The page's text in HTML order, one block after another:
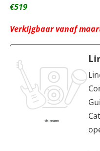
€519
Verkijgbaar vanaf